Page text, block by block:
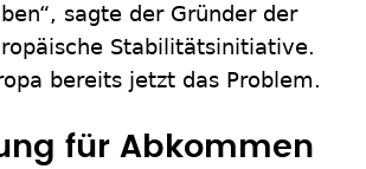
sagte der Gründer der
Stabilitätsinitiative.
bereits jetzt das Problem.
für Abkommen